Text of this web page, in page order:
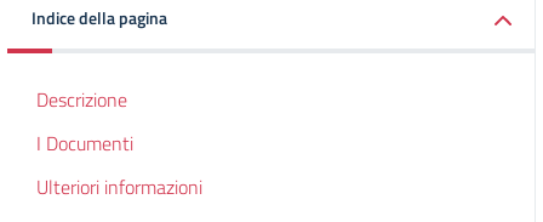
Indice della pagina
Descrizione
I Documenti
Ulteriori informazioni